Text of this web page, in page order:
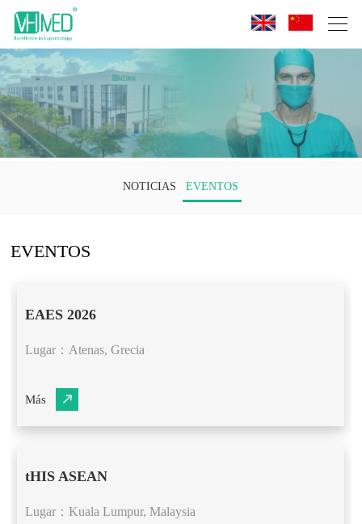
NOTICIAS EVENTOS
EVENTOS
EAES 2026
Lugar：Atenas, Grecia
Más
tHIS ASEAN
Lugar：Kuala Lumpur, Malaysia